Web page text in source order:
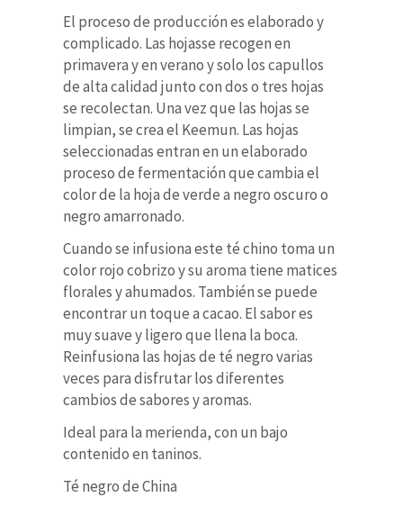
El proceso de producción es elaborado y
complicado. Las hojasse recogen en
primavera y en verano y solo los capullos
de alta calidad junto con dos o tres hojas
se recolectan. Una vez que las hojas se
limpian, se crea el Keemun. Las hojas
seleccionadas entran en un elaborado
proceso de fermentación que cambia el
color de la hoja de verde a negro oscuro o
negro amarronado.
Cuando se infusiona este té chino toma un
color rojo cobrizo y su aroma tiene matices
florales y ahumados. También se puede
encontrar un toque a cacao. El sabor es
muy suave y ligero que llena la boca.
Reinfusiona las hojas de té negro varias
veces para disfrutar los diferentes
cambios de sabores y aromas.
Ideal para la merienda, con un bajo
contenido en taninos.
Té negro de China